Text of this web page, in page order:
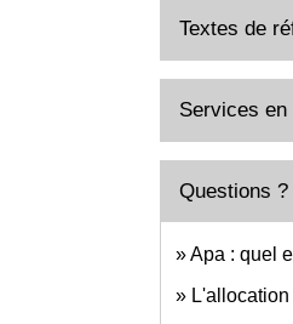
Textes de
Services
Questions
Apa : quel